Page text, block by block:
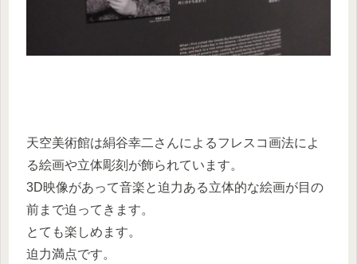
天空美術館は絹谷幸二さんによるフレスコ画法によ
る絵画や立体彫刻が飾られています。
3D映像があって音楽と迫力ある立体的な絵画が目の
前まで迫ってきます。
とても楽しめます。
迫力満点です。